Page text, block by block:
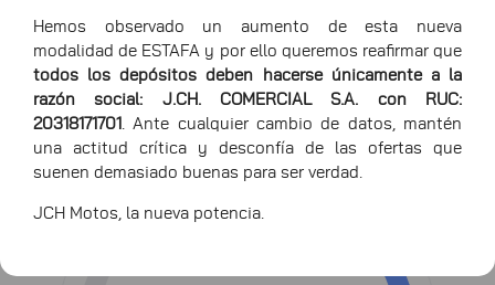
Hemos observado un aumento de esta nueva
modalidad de ESTAFA y por ello queremos reafirmar que
todos los depósitos deben hacerse únicamente a la
razón social: J.CH. COMERCIAL S.A. con RUC:
20318171701
. Ante cualquier cambio de datos, mantén
una actitud crítica y desconfía de las ofertas que
suenen demasiado buenas para ser verdad.
JCH Motos, la nueva potencia.
Alto 107cm